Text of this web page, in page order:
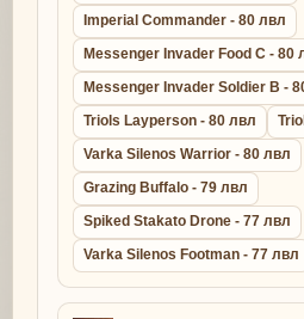
Imperial Commander - 80 лвл
Messenger Invader Food C - 80
Messenger Invader Soldier B -
Triols Layperson - 80 лвл
Varka Silenos Warrior - 80 лвл
Grazing Buffalo - 79 лвл
Spiked Stakato Drone - 77 лвл
Varka Silenos Footman - 77 лвл